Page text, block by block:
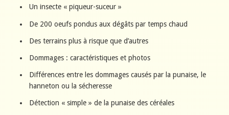
Un insecte « piqueur-suceur »
De 200 oeufs pondus aux dégâts par temps chaud
Des terrains plus à risque que d’autres
Dommages : caractéristiques et photos
Différences entre les dommages causés par la punaise, le
hanneton ou la sécheresse
Détection « simple » de la punaise des céréales